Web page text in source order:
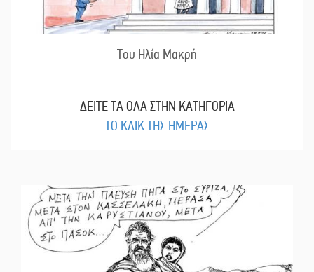
Του Ηλία Μακρή
ΔΕΙΤΕ ΤΑ ΟΛΑ ΣΤΗΝ ΚΑΤΗΓΟΡΙΑ
ΤΟ ΚΛΙΚ ΤΗΣ ΗΜΕΡΑΣ